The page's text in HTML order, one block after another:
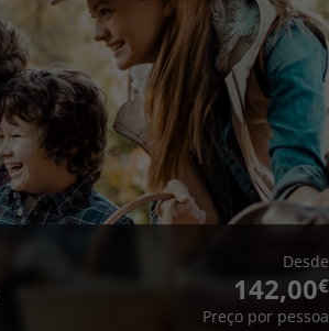
Desde
142,00
Preço por pessoa